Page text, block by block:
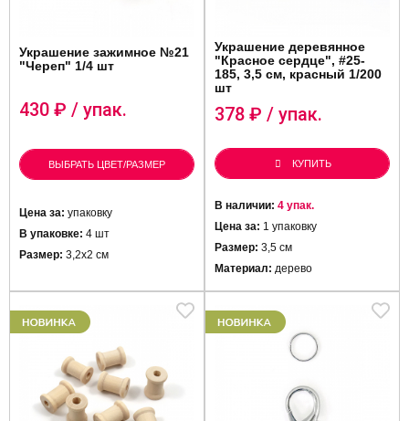
Украшение зажимное №21
"Череп" 1/4 шт
430 ₽ / упак.
ВЫБРАТЬ ЦВЕТ/РАЗМЕР
Цена за: упаковку
В упаковке: 4 шт
Размер: 3,2х2 см
Украшение деревянное
"Красное сердце", #25-
185, 3,5 см, красный 1/200
шт
378 ₽ / упак.
КУПИТЬ
В наличии: 4 упак.
Цена за: 1 упаковку
Размер: 3,5 см
Материал: дерево